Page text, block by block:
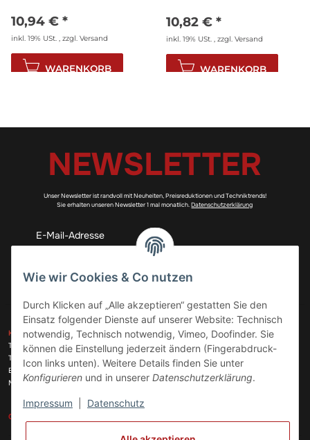
10,94 € *
inkl. 19% USt. , zzgl. Versand
WARENKORB
10,82 € *
inkl. 19% USt. , zzgl. Versand
WARENKORB
NEWSLETTER
Unser Newsletter ist randvoll mit Neuheiten, Preisreduktionen und Techniktrends!
Sie erhalten unseren Newsletter 1 mal monatlich.Datenschutzerklärung
Abonnieren
KONTAKT
Telefon:+49 (0)6074 816 08 0
Telefax:
+49 (0)6074 215 08 60
E-Mail:
info@meinhausgeraetedoc.de
Max Planck Str. 6 c, 63322 Rödermark
GESETZLICHE INFORMATIONEN
ZAHLUNGSARTEN
VERSANDARTEN
Wie wir Cookies & Co nutzen
Durch Klicken auf „Alle akzeptieren“ gestatten Sie den
Einsatz folgender Dienste auf unserer Website: Technisch
notwendig, Technisch notwendig, Vimeo, Doofinder. Sie
können die Einstellung jederzeit ändern (Fingerabdruck-
Icon links unten). Weitere Details finden Sie unter
Konfigurieren und in unserer Datenschutzerklärung.
Impressum Datenschutz